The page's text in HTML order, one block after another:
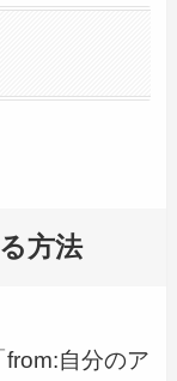
方法
自分のア